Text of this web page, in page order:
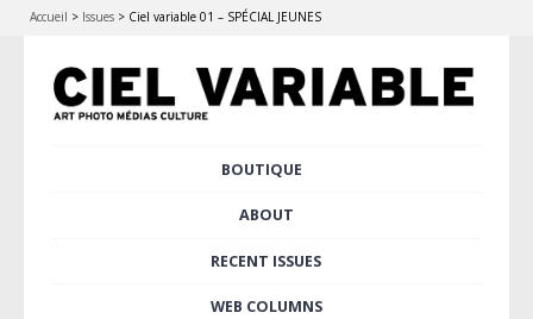
Accueil > Issues > Ciel variable 01 – SPÉCIAL JEUNES
BOUTIQUE
ABOUT
RECENT ISSUES
WEB COLUMNS